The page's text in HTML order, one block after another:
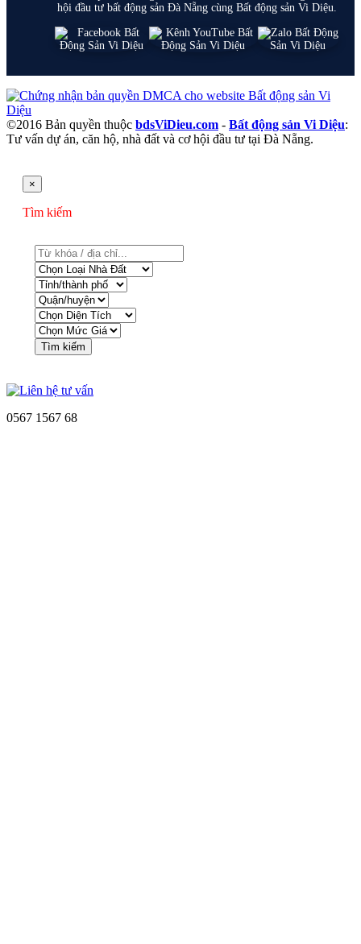
hội đầu tư bất động sản Đà Nẵng cùng Bất động sản Vi Diệu.
©2016 Bản quyền thuộc bdsViDieu.com - Bất động sản Vi Diệu:
Tư vấn dự án, căn hộ, nhà đất và cơ hội đầu tư tại Đà Nẵng.
×
Tìm kiếm
Tìm kiếm
0567 1567 68